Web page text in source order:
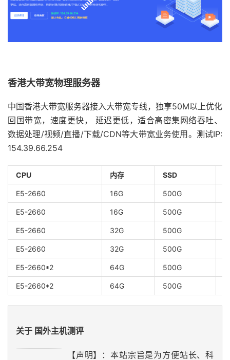
香港大带宽物理服务器
中国香港大带宽服务器接入大带宽专线，独享50M以上优化
回国带宽，速度更快， 延迟更低，适合高密集网络吞吐、
数据处理/视频/直播/下载/CDN等大带宽业务使用。测试IP:
154.39.66.254
CPU 内存 SSD
E5-2660 16G 500G
E5-2660 16G 500G
E5-2660 32G 500G
E5-2660 32G 500G
E5-2660*2 64G 500G
E5-2660*2 64G 500G
关于 国外主机测评
【声明】：本站宗旨是为方便站长、科